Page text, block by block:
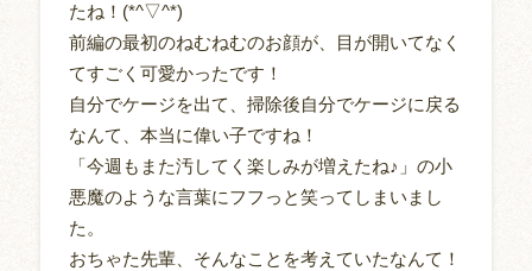
たね！(*^▽^*)
前編の最初のねむねむのお顔が、目が開いてなく
てすごく可愛かったです！
自分でケージを出て、掃除後自分でケージに戻る
なんて、本当に偉い子ですね！
「今週もまた汚してく楽しみが増えたね♪」の小
悪魔のような言葉にフフっと笑ってしまいまし
た。
おちゃた先輩、そんなことを考えていたなんて！